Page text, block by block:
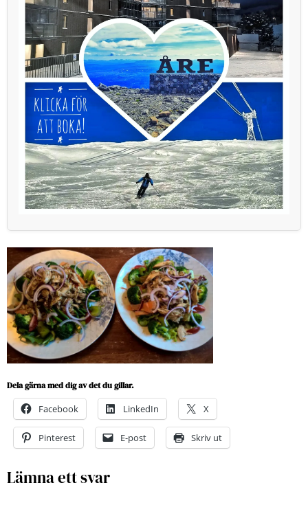
Dela gärna med dig av det du gillar.
Facebook LinkedIn X
Pinterest E-post Skriv ut
Lämna ett svar